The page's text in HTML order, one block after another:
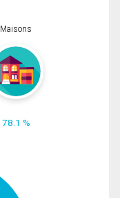
Maisons
78.1 %